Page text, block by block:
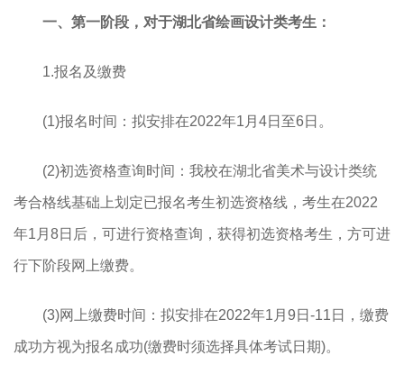
一、第一阶段，对于湖北省绘画设计类考生：
1.报名及缴费
(1)报名时间：拟安排在2022年1月4日至6日。
(2)初选资格查询时间：我校在湖北省美术与设计类统
考合格线基础上划定已报名考生初选资格线，考生在2022
年1月8日后，可进行资格查询，获得初选资格考生，方可进
行下阶段网上缴费。
(3)网上缴费时间：拟安排在2022年1月9日-11日，缴费
成功方视为报名成功(缴费时须选择具体考试日期)。